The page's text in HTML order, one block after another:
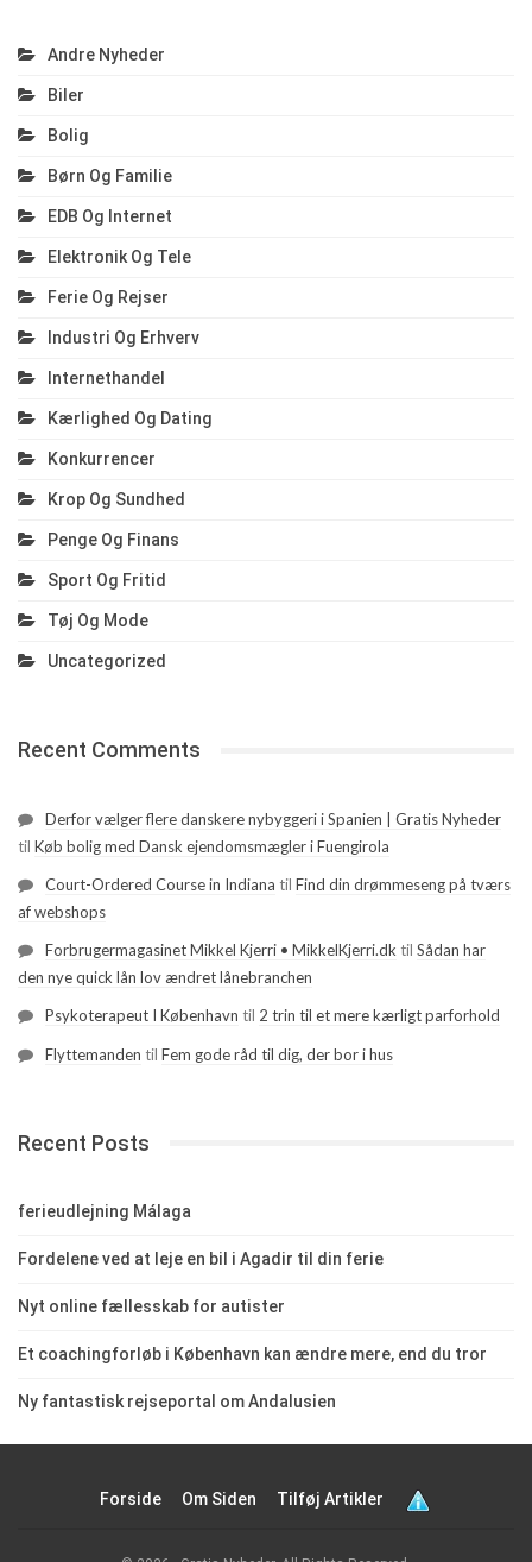
Andre Nyheder
Biler
Bolig
Børn Og Familie
EDB Og Internet
Elektronik Og Tele
Ferie Og Rejser
Industri Og Erhverv
Internethandel
Kærlighed Og Dating
Konkurrencer
Krop Og Sundhed
Penge Og Finans
Sport Og Fritid
Tøj Og Mode
Uncategorized
Recent Comments
Derfor vælger flere danskere nybyggeri i Spanien | Gratis Nyheder
til Køb bolig med Dansk ejendomsmægler i Fuengirola
Court-Ordered Course in Indiana til Find din drømmeseng på tværs
af webshops
Forbrugermagasinet Mikkel Kjerri • MikkelKjerri.dk til Sådan har
den nye quick lån lov ændret lånebranchen
Psykoterapeut I København til 2 trin til et mere kærligt parforhold
Flyttemanden til Fem gode råd til dig, der bor i hus
Recent Posts
ferieudlejning Málaga
Fordelene ved at leje en bil i Agadir til din ferie
Nyt online fællesskab for autister
Et coachingforløb i København kan ændre mere, end du tror
Ny fantastisk rejseportal om Andalusien
Forside Om Siden Tilføj Artikler